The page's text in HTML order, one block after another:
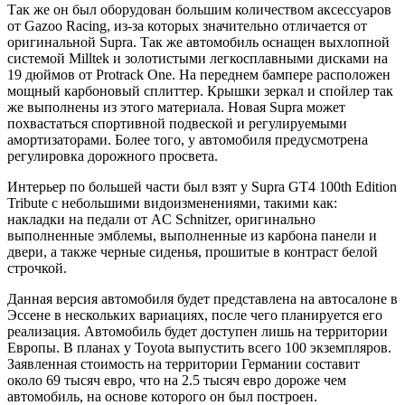
Так же он был оборудован большим количеством аксессуаров
от Gazoo Racing, из-за которых значительно отличается от
оригинальной Supra. Так же автомобиль оснащен выхлопной
системой Milltek и золотистыми легкосплавными дисками на
19 дюймов от Protrack One. На переднем бампере расположен
мощный карбоновый сплиттер. Крышки зеркал и спойлер так
же выполнены из этого материала. Новая Supra может
похвастаться спортивной подвеской и регулируемыми
амортизаторами. Более того, у автомобиля предусмотрена
регулировка дорожного просвета.
Интерьер по большей части был взят у Supra GT4 100th Edition
Tribute с небольшими видоизменениями, такими как:
накладки на педали от AC Schnitzer, оригинально
выполненные эмблемы, выполненные из карбона панели и
двери, а также черные сиденья, прошитые в контраст белой
строчкой.
Данная версия автомобиля будет представлена на автосалоне в
Эссене в нескольких вариациях, после чего планируется его
реализация. Автомобиль будет доступен лишь на территории
Европы. В планах у Toyota выпустить всего 100 экземпляров.
Заявленная стоимость на территории Германии составит
около 69 тысяч евро, что на 2.5 тысяч евро дороже чем
автомобиль, на основе которого он был построен.